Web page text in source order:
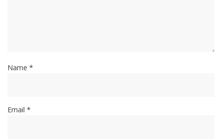
Name *
Email *